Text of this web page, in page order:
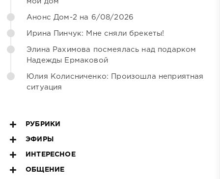
Анонс Дом-2 на 6/08/2026
Ирина Пинчук: Мне сняли брекеты!
Элина Рахимова посмеялась над подарком
Надежды Ермаковой
Юлия Колисниченко: Произошла неприятная
ситуация
РУБРИКИ
ЭФИРЫ
ИНТЕРЕСНОЕ
ОБЩЕНИЕ